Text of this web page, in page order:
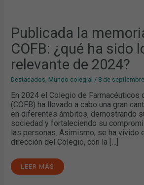
Publicada la
COFB: ¿qué ha sido
relevante de 2024?
Destacados, Mundo colegial / 8 de
En 2024 el Colegio de Farmacéuticos
(COFB) ha llevado a cabo una gran
en diferentes ámbitos, demostrando
sociedad y fortaleciendo su
las personas. Asimismo, se ha vivido
dirección del Colegio, con la […]
LEER MÁS